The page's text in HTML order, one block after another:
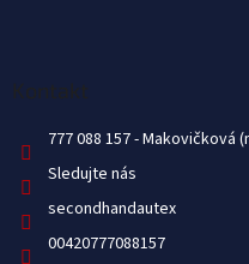
Kontakt
777 088 157
Sledujte nás
secondhandautex
00420777088157